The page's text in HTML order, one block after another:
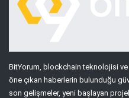
BitYorum, blockchain teknolojisi
öne çıkan haberlerin bulunduğu
son gelişmeler, yeni başlayan